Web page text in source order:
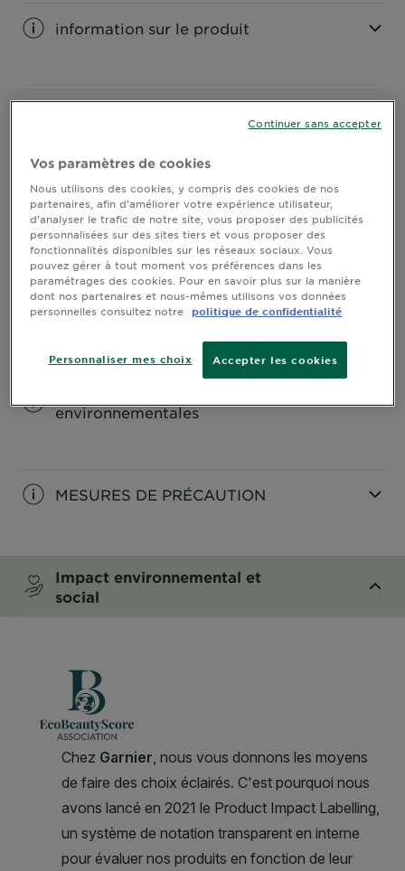
information sur le produit
CLOSE SUBPANEL
Ingrédients
CLOSE SUBPANEL
COMMENT SE COLORER EN
TOUTE SECURITE
environnementales
MESURES DE PRÉCAUTION
Impact environnemental et
social
Vos paramètres de cookies
Nous utilisons des cookies, y compris des cookies de nos
partenaires, afin d’améliorer votre expérience utilisateur,
d’analyser le trafic de notre site, vous proposer des publicités
personnalisées sur des sites tiers et vous proposer des
fonctionnalités disponibles sur les réseaux sociaux. Vous
pouvez gérer à tout moment vos préférences dans les
paramétrages des cookies. Pour en savoir plus sur la manière
dont nos partenaires et nous-mêmes utilisons vos données
personnelles consultez notre
politique de confidentialité
Accepter les cookies
Personnaliser mes choix
Continuer sans accepter